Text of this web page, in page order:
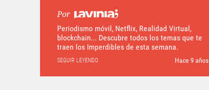
Por
Periodismo móvil, Netflix, Realidad Virtual,
blockchain... Descubre todos los temas que te
traen los Imperdibles de esta semana.
SEGUIR LEYENDO Hace 9 años